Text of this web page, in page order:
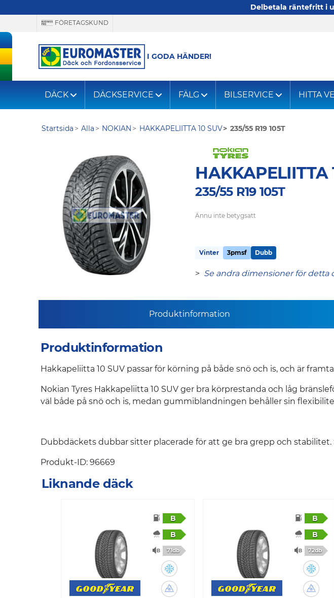
Delbetala räntefritt i
FÖRETAGSKUND
I GODA HÄNDER!
DÄCK DÄCKSERVICE FÄLG BILSERVICE HITTA
Startsida Alla NOKIAN HAKKAPELIITTA 10 SUV 235/55 R19 105T
HAKKAPELIITTA
235/55 R19 105T
Ännu inte betygsatt
Vinter 3pmsf Dubb
> Se andra dimensioner för detta
Produktinformation
Produktinformation
Hakkapeliitta 10 SUV passar för körning på både snö och is, och är
Nokian Tyres Hakkapeliitta 10 SUV ger bra körprestanda och låg
väl både på snö och is, medan gummiblandningen behåller sin
Dubbdäckets dubbar sitter placerade för att ge bra grepp och stabilitet.
Produkt-ID: 96669
Liknande däck
B
B
71db
B
B
72db